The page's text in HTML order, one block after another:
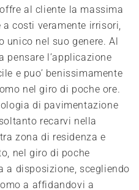
al cliente la massima
costi veramente irrisori,
unico nel suo genere. Al
pensare l’applicazione
e puo’ benissimamente
nel giro di poche ore.
di pavimentazione
recarvi nella
zona di residenza e
nel giro di poche
a disposizione, scegliendo
a affidandovi a